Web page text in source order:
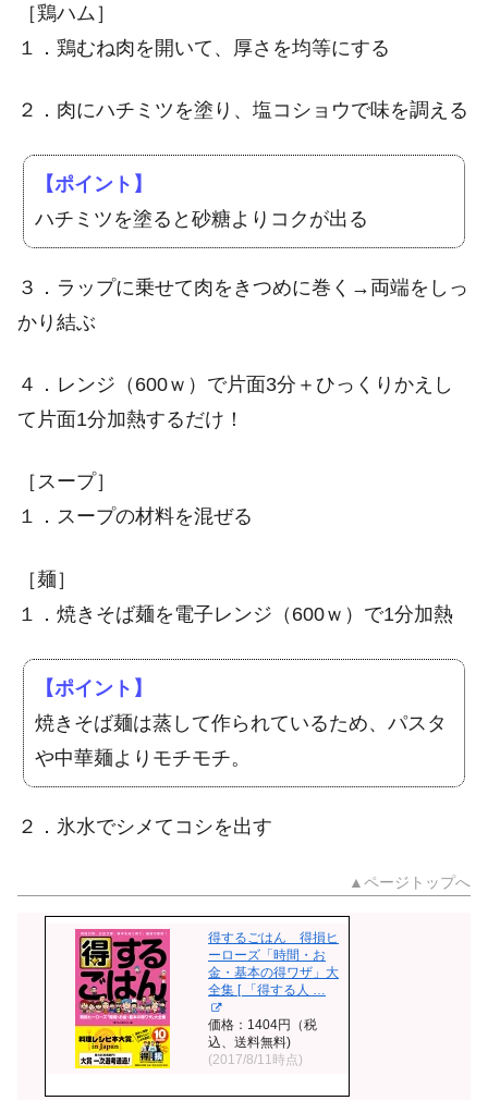
［鶏ハム］
１．鶏むね肉を開いて、厚さを均等にする
２．肉にハチミツを塗り、塩コショウで味を調える
【ポイント】
ハチミツを塗ると砂糖よりコクが出る
３．ラップに乗せて肉をきつめに巻く→両端をしっ
かり結ぶ
４．レンジ（600ｗ）で片面3分＋ひっくりかえし
て片面1分加熱するだけ！
［スープ］
１．スープの材料を混ぜる
［麺］
１．焼きそば麺を電子レンジ（600ｗ）で1分加熱
【ポイント】
焼きそば麺は蒸して作られているため、パスタ
や中華麺よりモチモチ。
２．氷水でシメてコシを出す
▲ページトップへ
得するごはん 得損ヒ
ーローズ「時間・お
金・基本の得ワザ」大
全集 [ 「得する人 …
価格：1404円（税
込、送料無料)
(2017/8/11時点)